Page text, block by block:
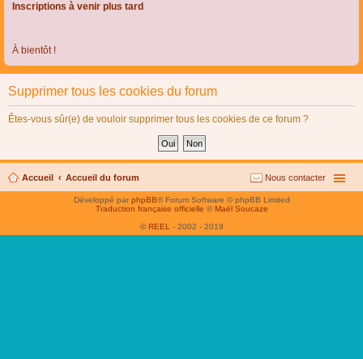
Inscriptions à venir plus tard
À bientôt !
Supprimer tous les cookies du forum
Êtes-vous sûr(e) de vouloir supprimer tous les cookies de ce forum ?
Accueil Accueil du forum Nous contacter
Développé parphpBB® Forum Software © phpBB Limited
Traduction française officielle © Maël Soucaze
© REEL - 2002 - 2019